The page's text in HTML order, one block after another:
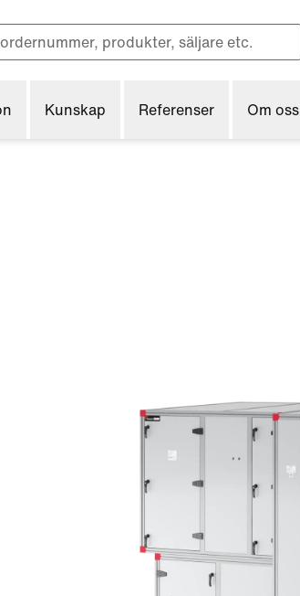
to English?
Kunskap Referenser Om oss